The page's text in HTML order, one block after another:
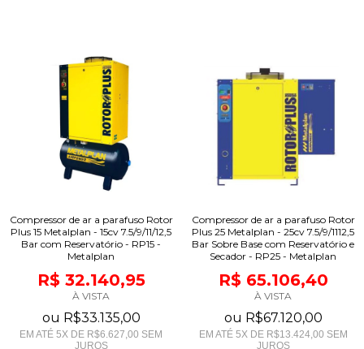
Compressor de ar a parafuso Rotor
Plus 15 Metalplan - 15cv 7.5/9/11/12,5
Bar com Reservatório - RP15 -
Metalplan
R$ 32.140,95
À VISTA
ou R$33.135,00
EM ATÉ 5X DE R$6.627,00 SEM
JUROS
Compressor de ar a parafuso Rotor
Plus 25 Metalplan - 25cv 7.5/9/1112,5
Bar Sobre Base com Reservatório e
Secador - RP25 - Metalplan
R$ 65.106,40
À VISTA
ou R$67.120,00
EM ATÉ 5X DE R$13.424,00 SEM
JUROS